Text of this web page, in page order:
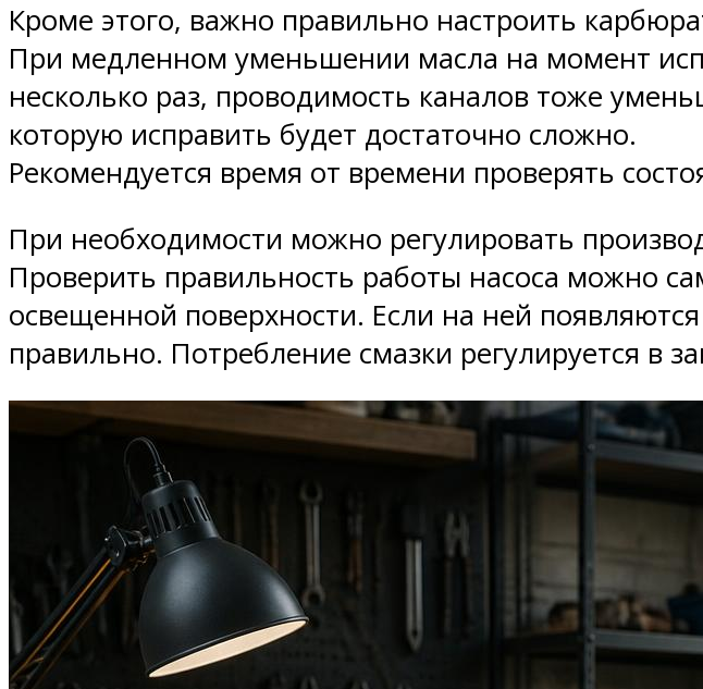
Кроме этого, важно правильно настроить
При медленном уменьшении масла на момент
несколько раз, проводимость каналов тоже
которую исправить будет достаточно сложно.
Рекомендуется время от времени проверять
При необходимости можно регулировать
Проверить правильность работы насоса можно
освещенной поверхности. Если на ней
правильно. Потребление смазки регулируется в